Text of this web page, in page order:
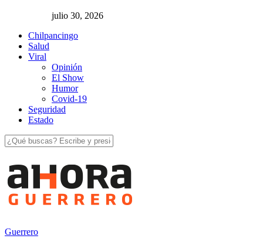
julio 30, 2026
Chilpancingo
Salud
Viral
Opinión
El Show
Humor
Covid-19
Seguridad
Estado
Guerrero